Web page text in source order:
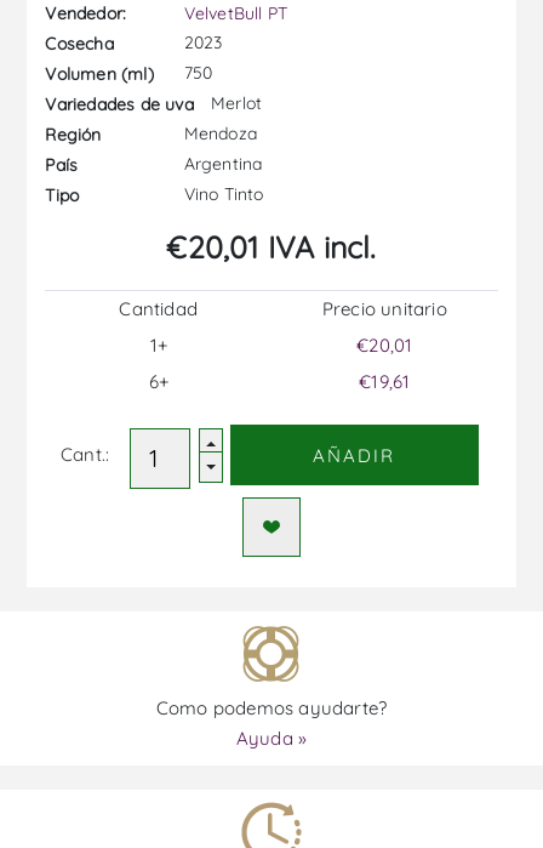
Vendedor:
VelvetBull PT
Cosecha
2023
Volumen (ml)
750
Variedades de uva
Merlot
Región
Mendoza
País
Argentina
Tipo
Vino Tinto
€20,01 IVA incl.
Cantidad
1+
6+
Precio unitario
€20,01
€19,61
Cant.: AÑADIR
Como podemos ayudarte?
Ayuda »